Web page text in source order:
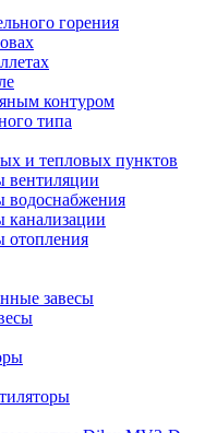
горения
контуром
типа
и тепловых пунктов
вентиляции
водоснабжения
канализации
отопления
завесы